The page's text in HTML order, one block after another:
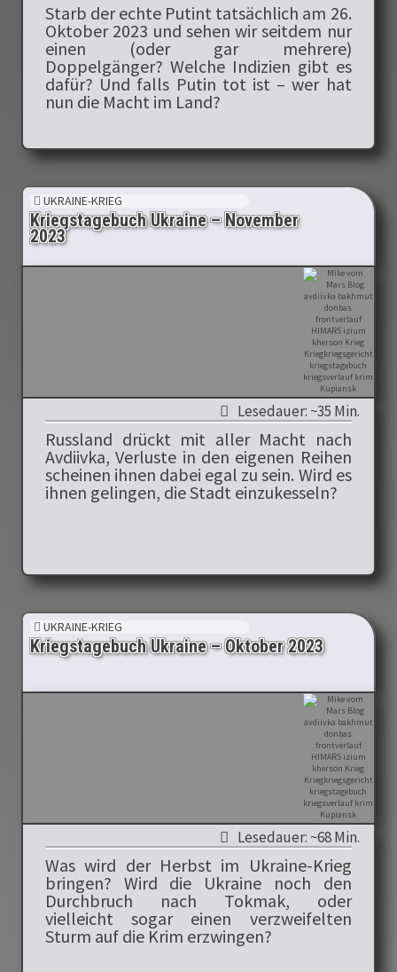
Starb der echte Putint tatsächlich am 26.
Oktober 2023 und sehen wir seitdem nur
einen (oder gar mehrere)
Doppelgänger? Welche Indizien gibt es
dafür? Und falls Putin tot ist – wer hat
nun die Macht im Land?
UKRAINE-KRIEG
Kriegstagebuch Ukraine – November
2023
Lesedauer: ~35 Min.
Russland drückt mit aller Macht nach
Avdiivka, Verluste in den eigenen Reihen
scheinen ihnen dabei egal zu sein. Wird es
ihnen gelingen, die Stadt einzukesseln?
UKRAINE-KRIEG
Kriegstagebuch Ukraine – Oktober 2023
Lesedauer: ~68 Min.
Was wird der Herbst im Ukraine-Krieg
bringen? Wird die Ukraine noch den
Durchbruch nach Tokmak, oder
vielleicht sogar einen verzweifelten
Sturm auf die Krim erzwingen?